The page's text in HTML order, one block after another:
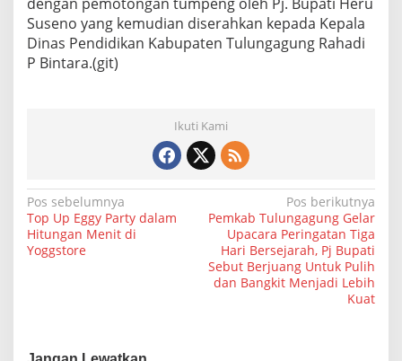
Suseno yang kemudian diserahkan kepada Kepala
Dinas Pendidikan Kabupaten Tulungagung Rahadi
P Bintara.(git)
Ikuti Kami
N
a
v
Pos sebelumnya
Top Up Eggy Party dalam
Hitungan Menit di
Yoggstore
Pos berikutnya
Pemkab Tulungagung Gelar
Upacara Peringatan Tiga
Hari Bersejarah, Pj Bupati
Sebut Berjuang Untuk Pulih
dan Bangkit Menjadi Lebih
Kuat